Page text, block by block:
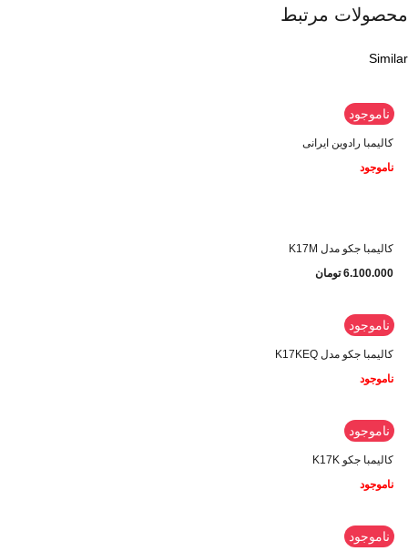
محصولات مرتبط
Similar
ناموجود
کالیمبا رادوین ایرانی
ناموجود
کالیمبا جکو مدل K17M
6.100.000 تومان
ناموجود
کالیمبا جکو مدل K17KEQ
ناموجود
ناموجود
کالیمبا جکو K17K
ناموجود
ناموجود